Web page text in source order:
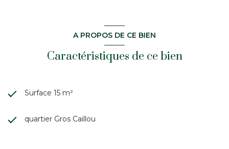
A PROPOS DE CE BIEN
Caractéristiques de ce bien
Surface 15 m²
quartier Gros Caillou